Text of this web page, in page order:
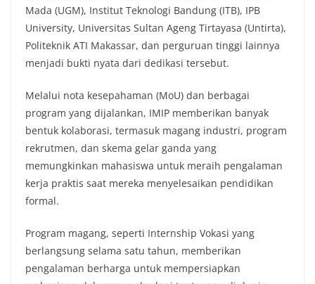
Mada (UGM), Institut Teknologi Bandung (ITB), IPB
University, Universitas Sultan Ageng Tirtayasa (Untirta),
Politeknik ATI Makassar, dan perguruan tinggi lainnya
menjadi bukti nyata dari dedikasi tersebut.
Melalui nota kesepahaman (MoU) dan berbagai
program yang dijalankan, IMIP memberikan banyak
bentuk kolaborasi, termasuk magang industri, program
rekrutmen, dan skema gelar ganda yang
memungkinkan mahasiswa untuk meraih pengalaman
kerja praktis saat mereka menyelesaikan pendidikan
formal.
Program magang, seperti Internship Vokasi yang
berlangsung selama satu tahun, memberikan
pengalaman berharga untuk mempersiapkan